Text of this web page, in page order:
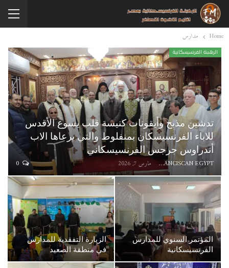
Home مدارس
الرهبنة الفرنسيسكانية
تدشين مذبح وأيقونات كنيسة قلب يسوع الأقدس
للاباء الفرنسيسكان بمنفلوط والتي يرعاها الاب
أندراوس جرجس الفرنسيسكاني
FRANCISCAN EGYPT مارس 7, 2026
المؤتمر السنوي للمدارس
الفرنسيسكانية
الزيارة التفقدية للمدارس
في منطقة الصعيد